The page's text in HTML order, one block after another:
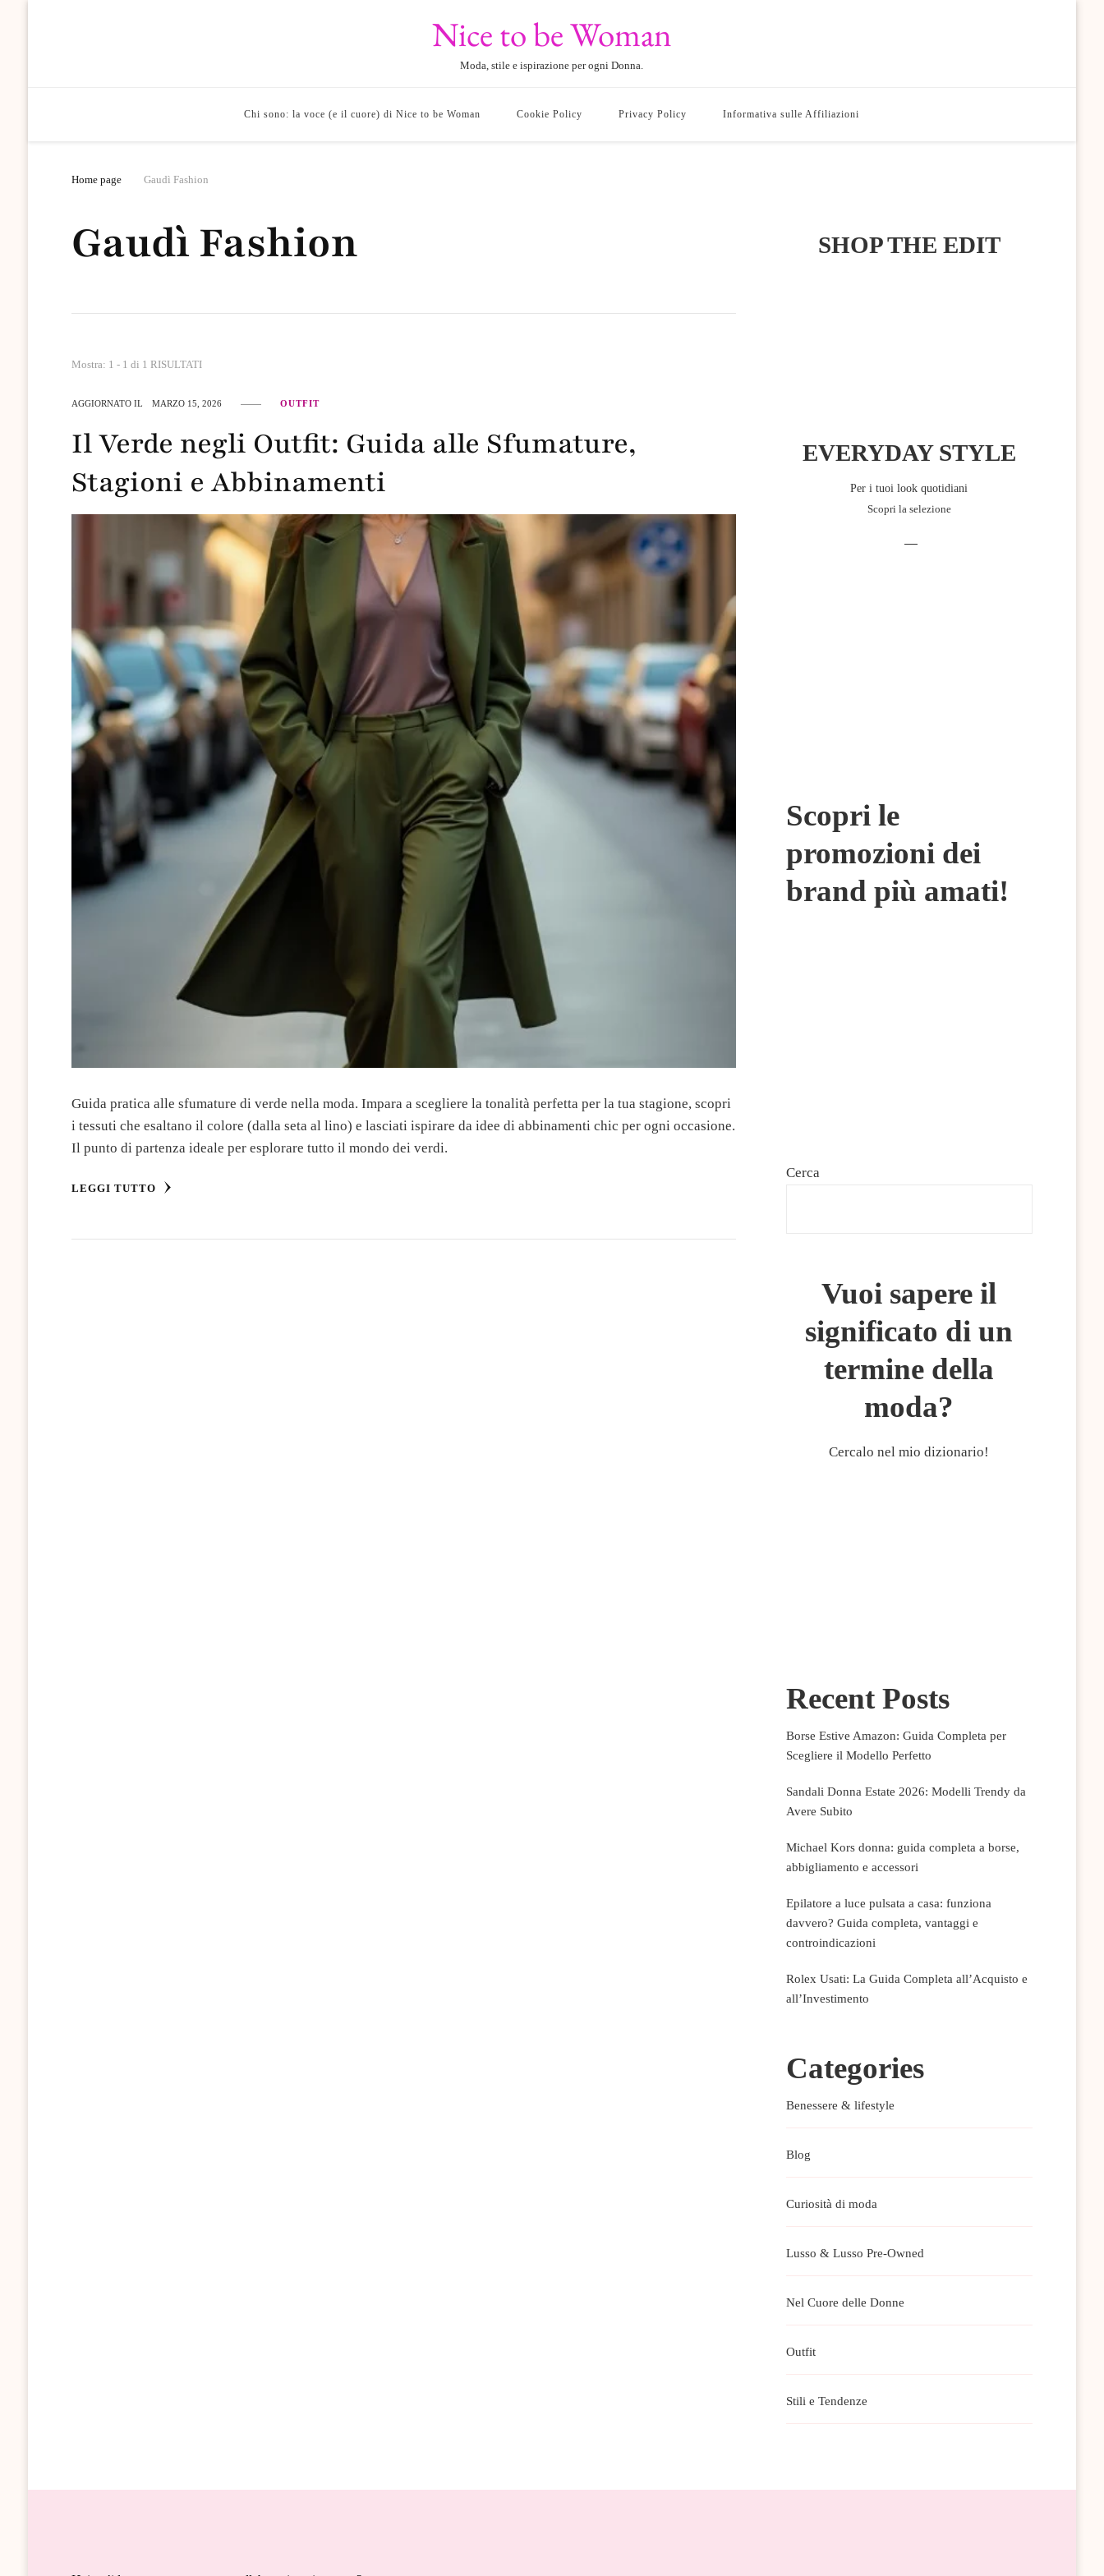
Nice to be Woman
Moda, stile e ispirazione per ogni Donna.
Chi sono: la voce (e il cuore) di Nice to be Woman Cookie Policy Privacy Policy Informativa sulle Affiliazioni
Home page Gaudì Fashion
Gaudì Fashion
Mostra: 1 - 1 di 1 RISULTATI
AGGIORNATO IL MARZO 15, 2026 OUTFIT
Il Verde negli Outfit: Guida alle Sfumature,
Stagioni e Abbinamenti
Guida pratica alle sfumature di verde nella moda. Impara a scegliere la tonalità perfetta per la tua stagione, scopri
i tessuti che esaltano il colore (dalla seta al lino) e lasciati ispirare da idee di abbinamenti chic per ogni occasione.
Il punto di partenza ideale per esplorare tutto il mondo dei verdi.
LEGGI TUTTO
SHOP THE EDIT
EVERYDAY STYLE
Per i tuoi look quotidiani
Scopri la selezione
Scopri le
promozioni dei
brand più amati!
Cerca
Vuoi sapere il
significato di un
termine della
moda?
Cercalo nel mio dizionario!
Recent Posts
Borse Estive Amazon: Guida Completa per
Scegliere il Modello Perfetto
Sandali Donna Estate 2026: Modelli Trendy da
Avere Subito
Michael Kors donna: guida completa a borse,
abbigliamento e accessori
Epilatore a luce pulsata a casa: funziona
davvero? Guida completa, vantaggi e
controindicazioni
Rolex Usati: La Guida Completa all’Acquisto e
all’Investimento
Categories
Benessere & lifestyle
Blog
Curiosità di moda
Lusso & Lusso Pre-Owned
Nel Cuore delle Donne
Outfit
Stili e Tendenze